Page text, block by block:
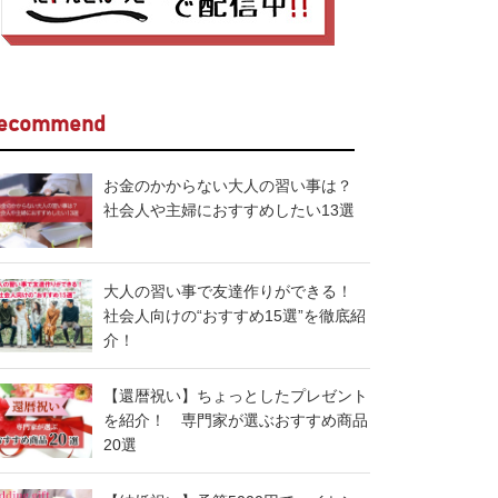
お金のかからない大人の習い事は？
社会人や主婦におすすめしたい13選
大人の習い事で友達作りができる！
社会人向けの“おすすめ15選”を徹底紹
介！
【還暦祝い】ちょっとしたプレゼント
を紹介！ 専門家が選ぶおすすめ商品
20選